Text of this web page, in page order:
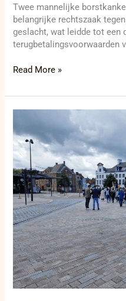
Twee mannelijke
belangrijke rechtszaak
geslacht, wat leidde tot een
terugbetalingsvoorwaarden
Read More »
Jeugdzorg
slaat
alarm:
Dringende
oproep
om
werkingsmiddelen
te
indexeren